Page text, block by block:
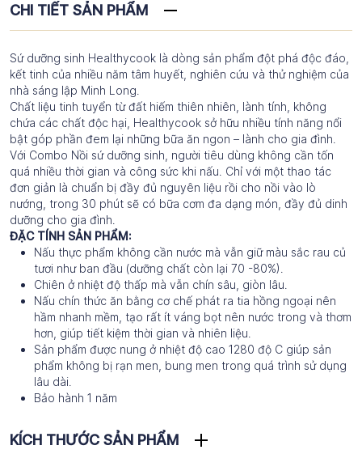
CHI TIẾT SẢN PHẨM
Sứ dưỡng sinh Healthycook là dòng sản phẩm đột phá độc đáo,
kết tinh của nhiều năm tâm huyết, nghiên cứu và thử nghiệm của
nhà sáng lập Minh Long.
Chất liệu tinh tuyển từ đất hiếm thiên nhiên, lành tính, không
chứa các chất độc hại, Healthycook sở hữu nhiều tính năng nổi
bật góp phần đem lại những bữa ăn ngon – lành cho gia đình.
Với Combo Nồi sứ dưỡng sinh, người tiêu dùng không cần tốn
quá nhiều thời gian và công sức khi nấu. Chỉ với một thao tác
đơn giản là chuẩn bị đầy đủ nguyên liệu rồi cho nồi vào lò
nướng, trong 30 phút sẽ có bữa cơm đa dạng món, đầy đủ dinh
dưỡng cho gia đình.
ĐẶC TÍNH SẢN PHẨM:
Nấu thực phẩm không cần nước mà vẫn giữ màu sắc rau củ
tươi như ban đầu (dưỡng chất còn lại 70 -80%).
Chiên ở nhiệt độ thấp mà vẫn chín sâu, giòn lâu.
Nấu chín thức ăn bằng cơ chế phát ra tia hồng ngoại nên
hầm nhanh mềm, tạo rất ít váng bọt nên nước trong và thơm
hơn, giúp tiết kiệm thời gian và nhiên liệu.
Sản phẩm được nung ở nhiệt độ cao 1280 độ C giúp sản
phẩm không bị rạn men, bung men trong quá trình sử dụng
lâu dài.
Bảo hành 1 năm
KÍCH THƯỚC SẢN PHẨM